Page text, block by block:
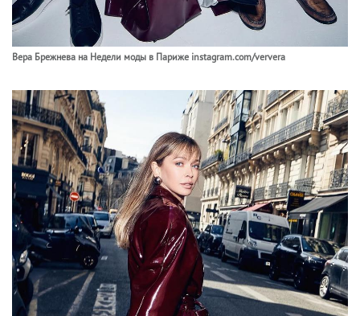
Вера Брежнева на Недели моды в Париже instagram.com/ververa